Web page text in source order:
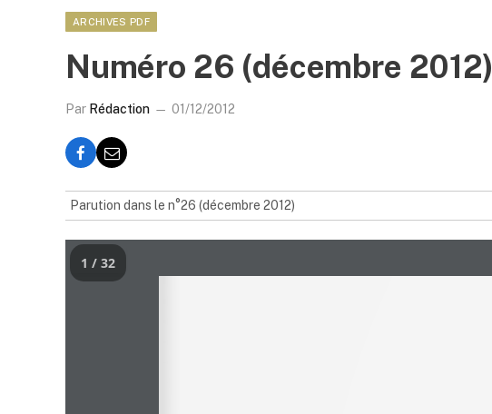
ARCHIVES PDF
Numéro 26 (décembre 2012)
Par Rédaction 01/12/2012
Parution dans le n°26 (décembre 2012)
1 / 32